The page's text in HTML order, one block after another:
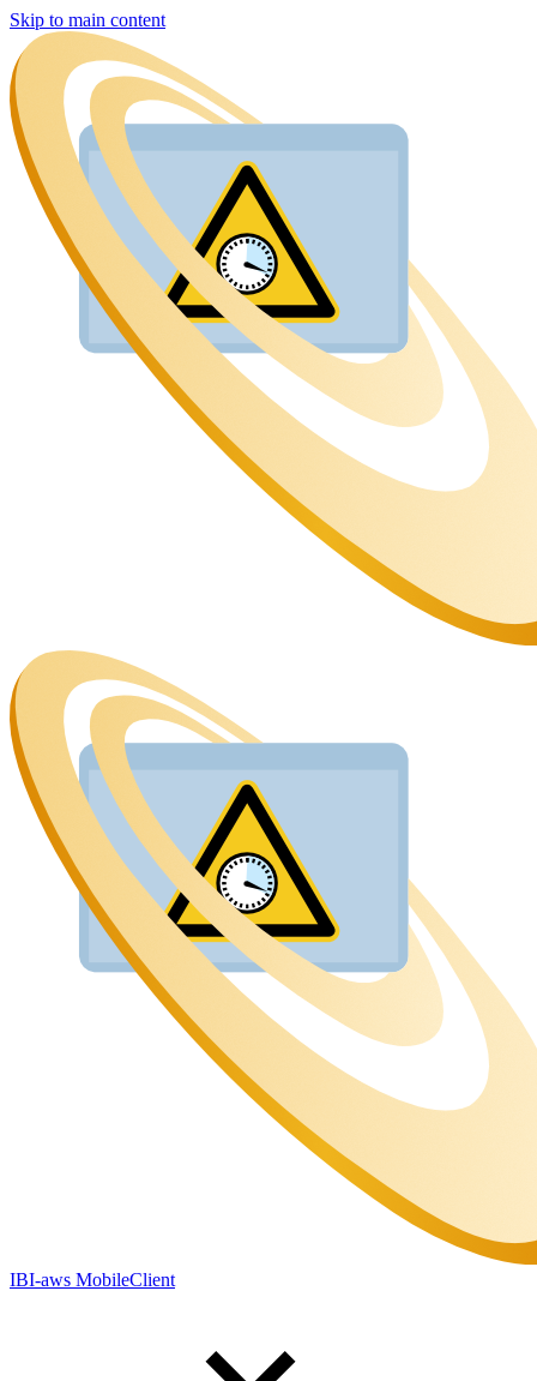
Skip to main content
IBI-aws MobileClient